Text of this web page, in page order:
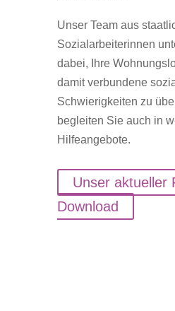
Unser Team aus
Sozialarbeiterinnen
dabei, Ihre
damit verbundene
Schwierigkeiten zu
begleiten Sie auch in
Hilfeangebote.
Unser aktueller
Download